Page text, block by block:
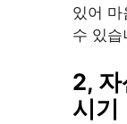
있어
수 있습
2,
시기